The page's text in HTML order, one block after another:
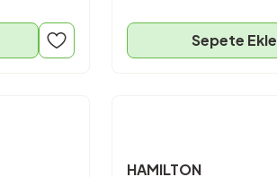
Sepete Ekle
HAMILTON